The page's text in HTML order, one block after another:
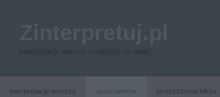
interpretacje wierszy opracowania streszczenia lektur